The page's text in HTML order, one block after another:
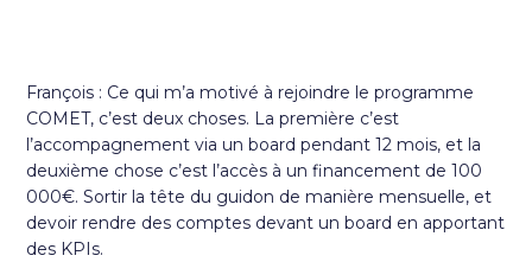
François : Ce qui m’a motivé à rejoindre le programme
COMET, c’est deux choses. La première c’est
l’accompagnement via un board pendant 12 mois, et la
deuxième chose c’est l’accès à un financement de 100
000€. Sortir la tête du guidon de manière mensuelle, et
devoir rendre des comptes devant un board en apportant
des KPIs.